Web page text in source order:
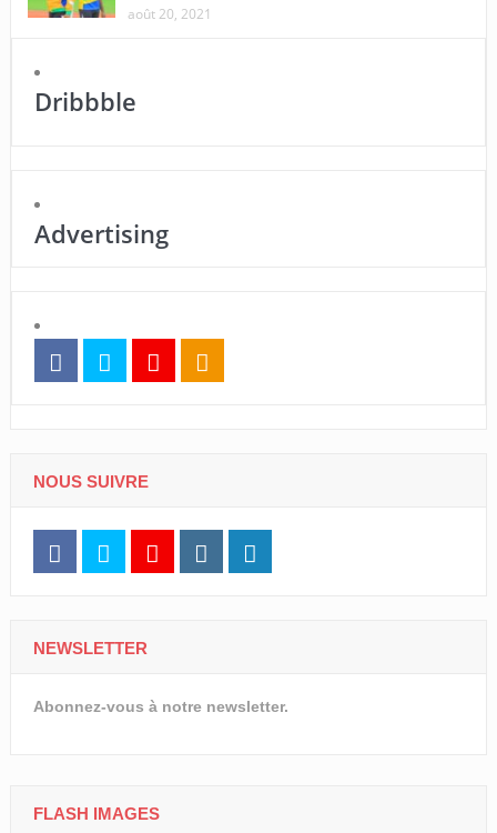
août 20, 2021
Dribbble
Advertising
NOUS SUIVRE
NEWSLETTER
Abonnez-vous à notre newsletter.
FLASH IMAGES